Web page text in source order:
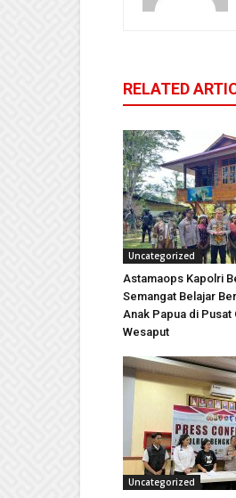
RELATED
Uncategorized
Astamaops Kapolri
Semangat Belajar
Anak Papua di Pusat
Wesaput
Uncategorized